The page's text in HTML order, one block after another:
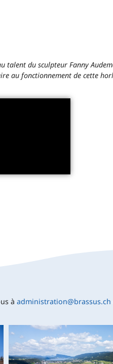
talent du sculpteur Fanny
au fonctionnement de cette
à administration@brassus.ch